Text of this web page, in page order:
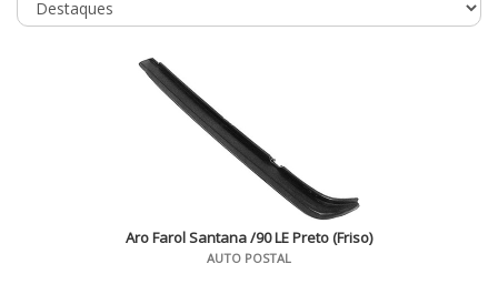
Aro Farol Santana /90 LE Preto (Friso)
AUTO POSTAL